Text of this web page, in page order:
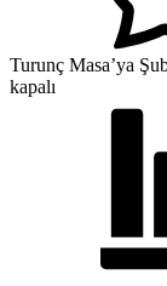
Turunç Masa’ya
kapalı